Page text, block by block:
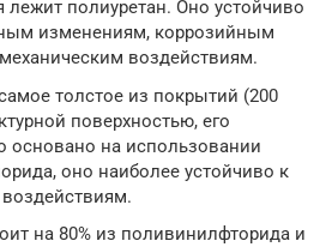
лежит полиуретан. Оно устойчиво
изменениям, коррозийным
воздействиям.
толстое из покрытий (200
поверхностью, его
основано на использовании
оно наиболее устойчиво к
на 80% из поливинилфторида и